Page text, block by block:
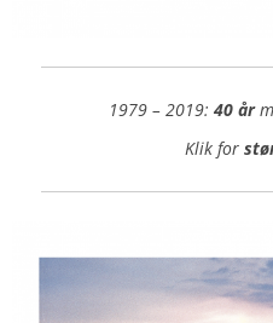
1979 – 2019: 40 år
Klik for